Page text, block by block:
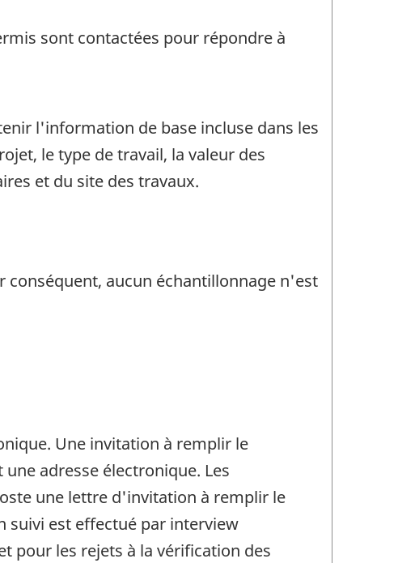
sont contactées pour répondre à
l'information de base incluse dans les
le type de travail, la valeur des
et du site des travaux.
conséquent, aucun échantillonnage n'est
Une invitation à remplir le
adresse électronique. Les
une lettre d'invitation à remplir le
suivi est effectué par interview
pour les rejets à la vérification des